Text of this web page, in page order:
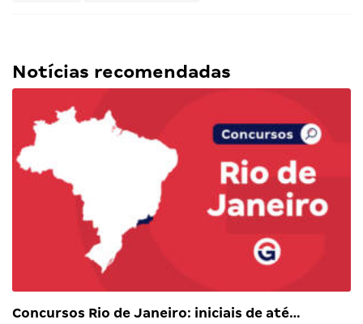
Notícias recomendadas
Concursos Rio de Janeiro: iniciais de até…